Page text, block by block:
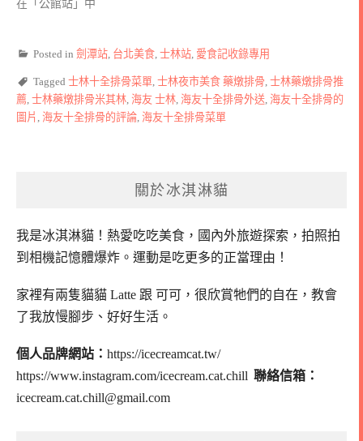
在「公館站」中
Posted in 劍潭站, 台北美食, 士林站, 愛食記收錄專用
Tagged 士林十全排骨菜單, 士林夜市美食 藥燉排骨, 士林藥燉排骨推
薦, 士林藥燉排骨米其林, 海友 士林, 海友十全排骨外送, 海友十全排骨的
圖片 , 海友十全排骨的評論, 海友十全排骨菜單
關於冰淇淋貓
我是冰淇淋貓！ 熱愛吃吃美食，國內外旅遊探索，拍照拍
到相機記憶體爆炸。 運動是吃更多的正當理由！
家裡有兩隻貓貓 Latte 跟 可可， 很欣賞牠們的自在，教會
了我放慢腳步、好好生活。
個人品牌網站： https://icecreamcat.tw/
https://www.instagram.com/icecream.cat.chill 聯絡信箱：
icecream.cat.chill@gmail.com